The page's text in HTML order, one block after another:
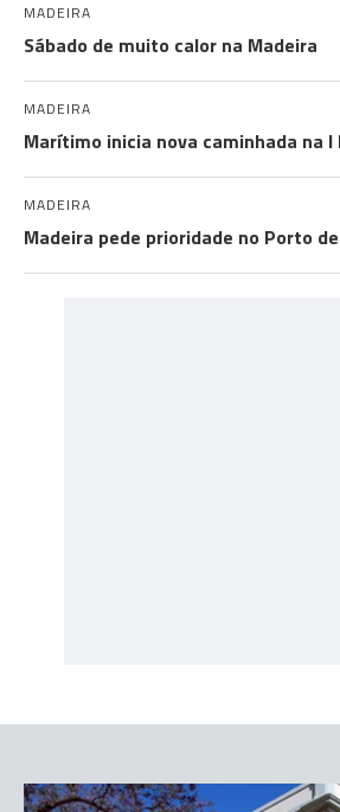
MADEIRA
Sábado de muito calor na Madeira
MADEIRA
Marítimo inicia nova caminhada na I
MADEIRA
Madeira pede prioridade no Porto